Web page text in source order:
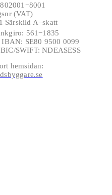
(VAT)
Särskild A−skatt
561−1835
SE80 9500 0099
SWIFT: NDEASESS
hemsidan: